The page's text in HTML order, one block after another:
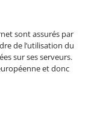
sont assurés par
de l’utilisation du
sur ses serveurs.
et donc